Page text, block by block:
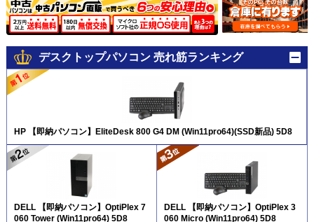
デスクトップパソコン 売れ筋ランキング
HP 【即納パソコン】EliteDesk 800 G4 DM (Win11pro64)(SSD新品) 5D8
DELL 【即納パソコン】OptiPlex 7
060 Tower (Win11pro64) 5D8
DELL 【即納パソコン】OptiPlex 3
060 Micro (Win11pro64) 5D8